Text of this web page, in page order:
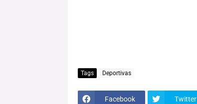
Tags Deportivas
Facebook Twitter